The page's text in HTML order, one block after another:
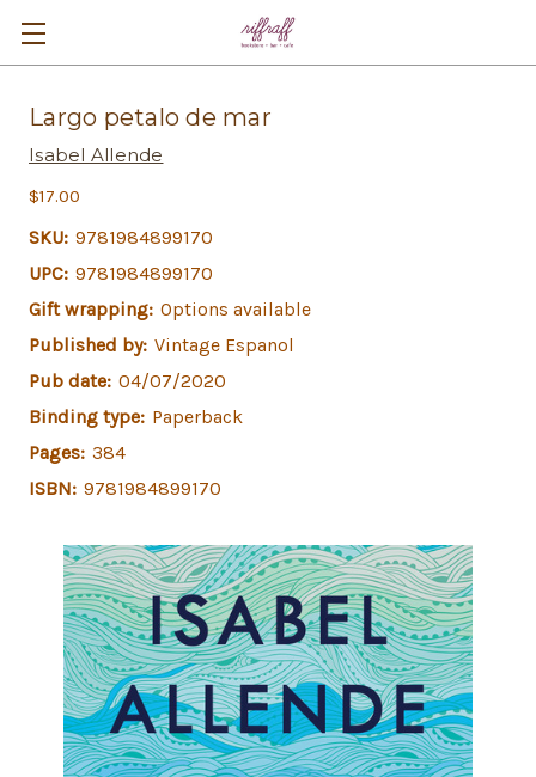
Largo petalo de mar
Isabel Allende
$17.00
SKU: 9781984899170
UPC: 9781984899170
Gift wrapping: Options available
Published by: Vintage Espanol
Pub date: 04/07/2020
Binding type: Paperback
Pages: 384
ISBN: 9781984899170